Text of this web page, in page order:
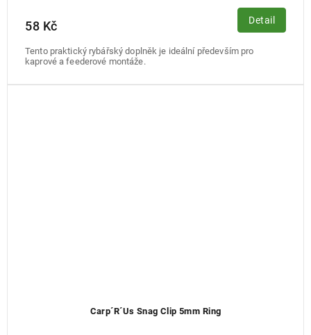
58 Kč Detail
Tento praktický rybářský doplněk je ideální především pro
kaprové a feederové montáže.
Carp´R´Us Snag Clip 5mm Ring